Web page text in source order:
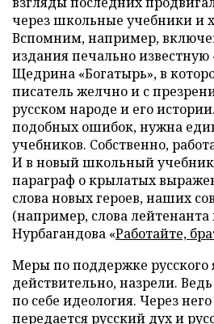
через школьные учебники и
Вспомним, например,
издания печально известную
Щедрина «Богатырь», в
писатель желчно и с
русском народе и его
подобных ошибок, нужна
учебников. Собственно,
И в новый школьный учебник
параграф о крылатых
слова новых героев, наших
(например, слова
Нурбагандова «Работайте,
Меры по поддержке русского
действительно, назрели.
по себе идеология. Через
передается русский дух и